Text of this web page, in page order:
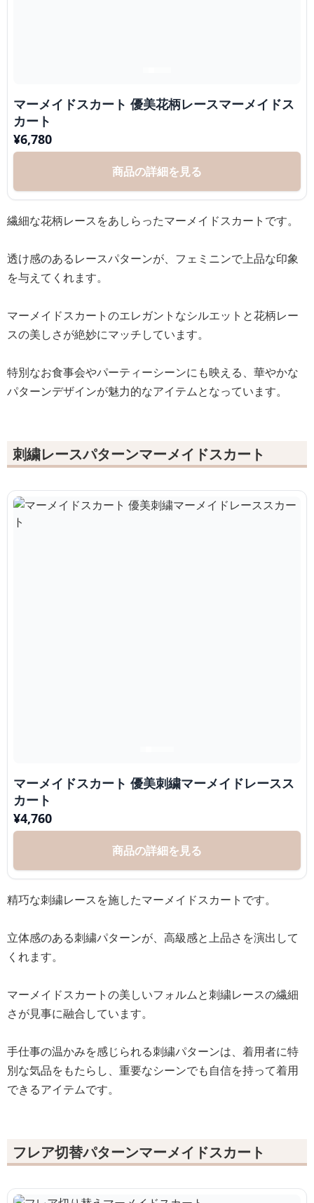
マーメイドスカート 優美花柄レースマーメイドス
カート
¥6,780
商品の詳細を見る
繊細な花柄レースをあしらったマーメイドスカートです。
透け感のあるレースパターンが、フェミニンで上品な印象
を与えてくれます。
マーメイドスカートのエレガントなシルエットと花柄レー
スの美しさが絶妙にマッチしています。
特別なお食事会やパーティーシーンにも映える、華やかな
パターンデザインが魅力的なアイテムとなっています。
刺繍レースパターンマーメイドスカート
マーメイドスカート 優美刺繍マーメイドレースス
カート
¥4,760
商品の詳細を見る
精巧な刺繍レースを施したマーメイドスカートです。
立体感のある刺繍パターンが、高級感と上品さを演出して
くれます。
マーメイドスカートの美しいフォルムと刺繍レースの繊細
さが見事に融合しています。
手仕事の温かみを感じられる刺繍パターンは、着用者に特
別な気品をもたらし、重要なシーンでも自信を持って着用
できるアイテムです。
フレア切替パターンマーメイドスカート